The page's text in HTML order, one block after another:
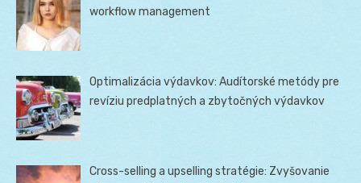
workflow management
Optimalizácia výdavkov: Audítorské metódy pre
revíziu predplatných a zbytočných výdavkov
Cross-selling a upselling stratégie: Zvyšovanie